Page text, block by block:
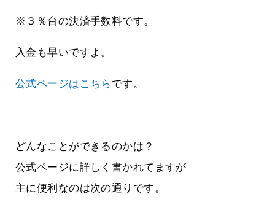
※３％台の決済手数料です。
入金も早いですよ。
公式ページはこちら です。
どんなことができるのかは？
公式ページに詳しく書かれてますが
主に便利なのは次の通りです。